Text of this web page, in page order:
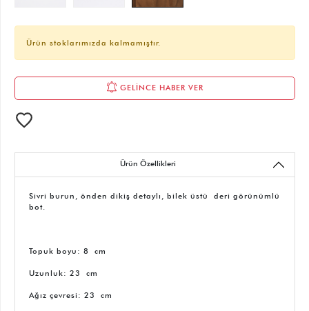
Ürün stoklarımızda kalmamıştır.
GELİNCE HABER VER
Ürün Özellikleri
Sivri burun, önden dikiş detaylı, bilek üstü deri görünümlü
bot.
Topuk boyu: 8 cm
Uzunluk: 23 cm
Ağız çevresi: 23 cm